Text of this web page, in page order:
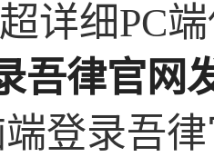
详细PC
吾律官网
登录吾